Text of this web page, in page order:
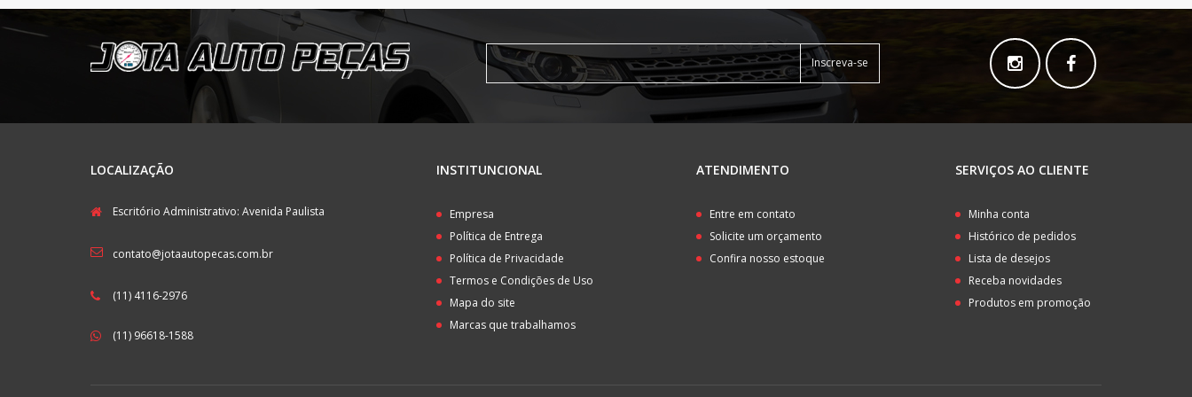
Inscreva-se
LOCALIZAÇÃO
Escritório Administrativo: Avenida Paulista
contato@jotaautopecas.com.br
(11) 4116-2976
(11) 96618-1588
INSTITUNCIONAL
Empresa
Política de Entrega
Política de Privacidade
Termos e Condições de Uso
Mapa do site
Marcas que trabalhamos
ATENDIMENTO
Entre em contato
Solicite um orçamento
Confira nosso estoque
SERVIÇOS AO CLIENTE
Minha conta
Histórico de pedidos
Lista de desejos
Receba novidades
Produtos em promoção